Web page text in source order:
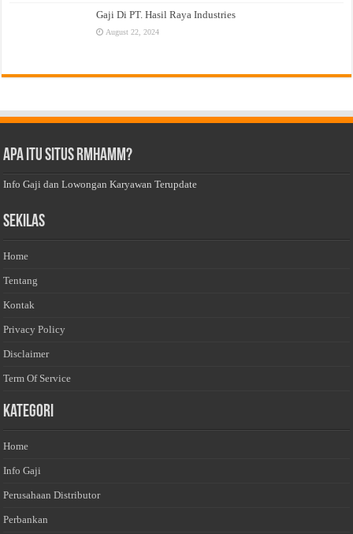
Gaji Di PT. Hasil Raya Industries
August 22, 2024
Apa Itu Situs Rmhamm?
Info Gaji dan Lowongan Karyawan Terupdate
Sekilas
Home
Tentang
Kontak
Privacy Policy
Disclaimer
Term Of Service
Kategori
Home
Info Gaji
Perusahaan Distributor
Perbankan